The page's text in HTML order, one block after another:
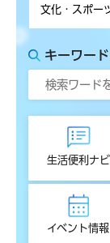
文化・スポー
キーワー
生活便利ナビ
イベント情報